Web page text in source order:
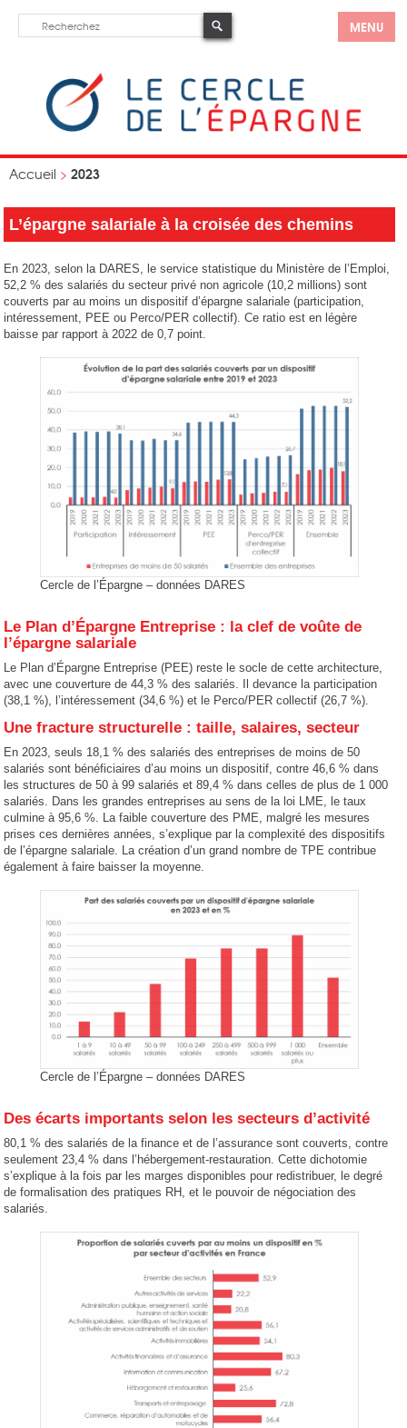
MENU
Accueil > 2023
L’épargne salariale à la croisée des chemins
En 2023, selon la DARES, le service statistique du Ministère de l’Emploi,
52,2 % des salariés du secteur privé non agricole (10,2 millions) sont
couverts par au moins un dispositif d’épargne salariale (participation,
intéressement, PEE ou Perco/PER collectif). Ce ratio est en légère
baisse par rapport à 2022 de 0,7 point.
Cercle de l’Épargne – données DARES
Le Plan d’Épargne Entreprise : la clef de voûte de
l’épargne salariale
Le Plan d’Épargne Entreprise (PEE) reste le socle de cette architecture,
avec une couverture de 44,3 % des salariés. Il devance la participation
(38,1 %), l’intéressement (34,6 %) et le Perco/PER collectif (26,7 %).
Une fracture structurelle : taille, salaires, secteur
En 2023, seuls 18,1 % des salariés des entreprises de moins de 50
salariés sont bénéficiaires d’au moins un dispositif, contre 46,6 % dans
les structures de 50 à 99 salariés et 89,4 % dans celles de plus de 1 000
salariés. Dans les grandes entreprises au sens de la loi LME, le taux
culmine à 95,6 %. La faible couverture des PME, malgré les mesures
prises ces dernières années, s’explique par la complexité des dispositifs
de l’épargne salariale. La création d’un grand nombre de TPE contribue
également à faire baisser la moyenne.
Cercle de l’Épargne – données DARES
Des écarts importants selon les secteurs d’activité
80,1 % des salariés de la finance et de l’assurance sont couverts, contre
seulement 23,4 % dans l’hébergement-restauration. Cette dichotomie
s’explique à la fois par les marges disponibles pour redistribuer, le degré
de formalisation des pratiques RH, et le pouvoir de négociation des
salariés.